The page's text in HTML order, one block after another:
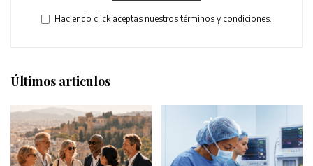
Haciendo click aceptas nuestros términos y condiciones.
Últimos articulos